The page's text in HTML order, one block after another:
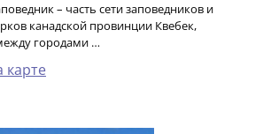
– часть сети заповедников и
канадской провинции Квебек,
городами …
карте